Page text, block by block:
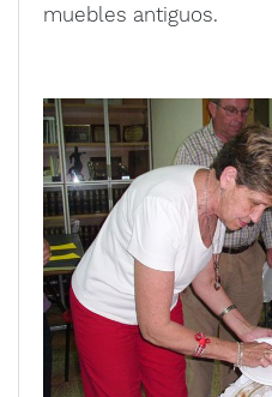
muebles antiguos.